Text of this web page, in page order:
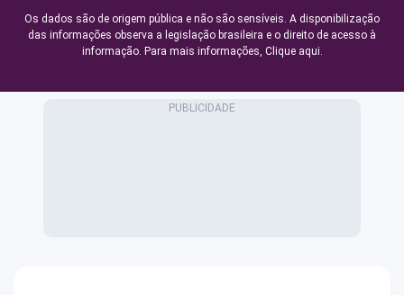
Os dados são de origem pública e não são sensíveis. A disponibilização
das informações observa a legislação brasileira e o direito de acesso à
informação. Para mais informações, Clique aqui.